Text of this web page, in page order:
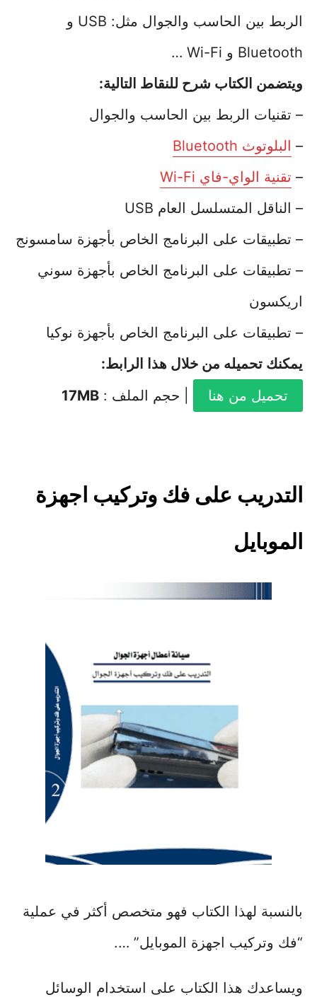
الربط بين الحاسب والجوال مثل: USB و
Bluetooth و Wi-Fi …
ويتضمن الكتاب شرح للنقاط التالية:
– تقنيات الربط بين الحاسب والجوال
– البلوتوث Bluetooth
– تقنية الواي-فاي Wi-Fi
– الناقل المتسلسل العام USB
– تطبيقات على البرنامج الخاص بأجهزة سامسونج
– تطبيقات على البرنامج الخاص بأجهزة سوني
اريكسون
– تطبيقات على البرنامج الخاص بأجهزة نوكيا
يمكنك تحميله من خلال هذا الرابط:
تحميل من هنا
| حجم الملف : 17MB
التدريب على فك وتركيب اجهزة
الموبايل
بالنسبة لهذا الكتاب فهو متخصص أكثر في عملية
“فك وتركيب اجهزة الموبايل” ….
ويساعدك هذا الكتاب على استخدام الوسائل